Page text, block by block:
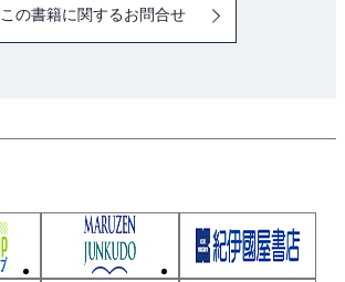
この書籍に関するお問合せ